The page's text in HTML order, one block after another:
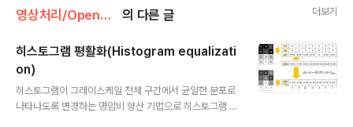
영상처리/OpenCV Python 의 다른 글 더보기
히스토그램 평활화(Histogram equalizati
on)
히스토그램이 그레이스케일 전체 구간에서 균일한 분포로
나타나도록 변경하는 명암비 향산 기법으로 히스토그램 균